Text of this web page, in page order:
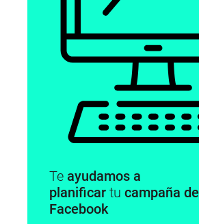
Te ayudamos a
planificar tu campaña de
Facebook